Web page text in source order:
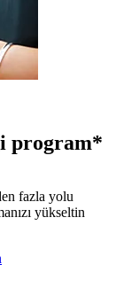
program*
fazla yolu
yükseltin